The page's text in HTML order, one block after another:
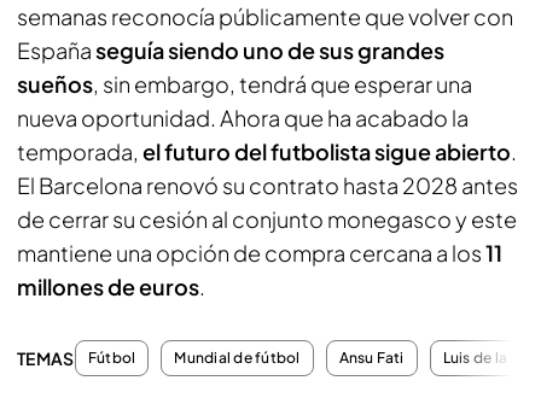
semanas reconocía públicamente que volver con
Españaseguía siendo uno de sus grandes
sueños, sin embargo, tendrá que esperar una
nueva oportunidad. Ahora que ha acabado la
temporada, el futuro del futbolista sigue abierto.
El Barcelona renovó su contrato hasta 2028 antes
de cerrar su cesión al conjunto monegasco y este
mantiene una opción de compra cercana a los11
millones de euros.
TEMAS Fútbol Mundial de fútbol Ansu Fati Luis de la